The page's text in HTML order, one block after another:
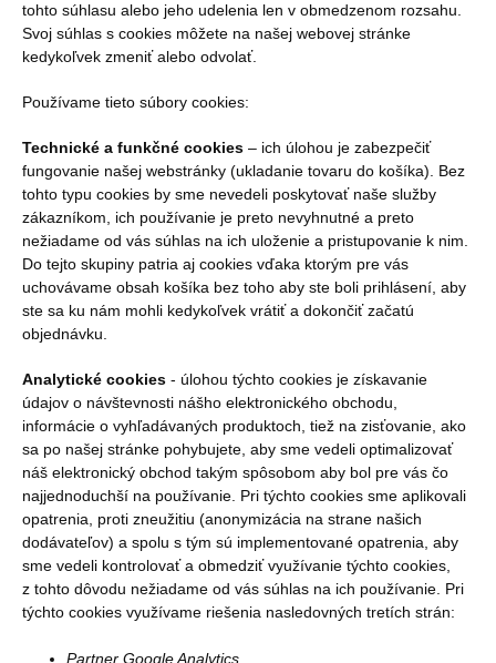
tohto súhlasu alebo jeho udelenia len v obmedzenom rozsahu.
Svoj súhlas s cookies môžete na našej webovej stránke
kedykoľvek zmeniť alebo odvolať.
Používame tieto súbory cookies:
Technické a funkčné cookies – ich úlohou je zabezpečiť
fungovanie našej webstránky (ukladanie tovaru do košíka). Bez
tohto typu cookies by sme nevedeli poskytovať naše služby
zákazníkom, ich používanie je preto nevyhnutné a preto
nežiadame od vás súhlas na ich uloženie a pristupovanie k nim.
Do tejto skupiny patria aj cookies vďaka ktorým pre vás
uchovávame obsah košíka bez toho aby ste boli prihlásení, aby
ste sa ku nám mohli kedykoľvek vrátiť a dokončiť začatú
objednávku.
Analytické cookies - úlohou týchto cookies je získavanie
údajov o návštevnosti nášho elektronického obchodu,
informácie o vyhľadávaných produktoch, tiež na zisťovanie, ako
sa po našej stránke pohybujete, aby sme vedeli optimalizovať
náš elektronický obchod takým spôsobom aby bol pre vás čo
najjednoduchší na používanie. Pri týchto cookies sme aplikovali
opatrenia, proti zneužitiu (anonymizácia na strane našich
dodávateľov) a spolu s tým sú implementované opatrenia, aby
sme vedeli kontrolovať a obmedziť využívanie týchto cookies,
z tohto dôvodu nežiadame od vás súhlas na ich používanie. Pri
týchto cookies využívame riešenia nasledovných tretích strán:
Partner Google Analytics